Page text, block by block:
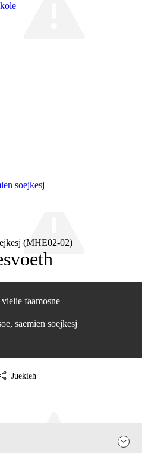
soejkesj
(MHE02‑02)
faamosne
saemien soejkesj
Juekieh